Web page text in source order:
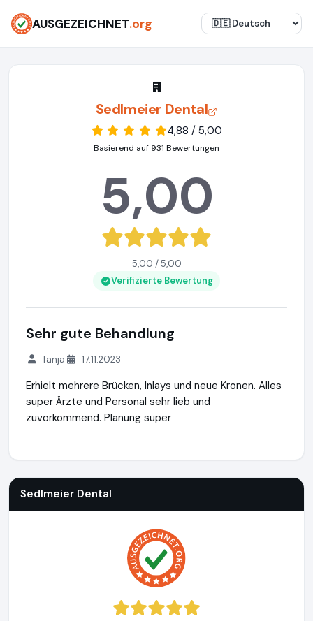
AUSGEZEICHNET.org
Sedlmeier Dental
4,88 / 5,00
Basierend auf 931 Bewertungen
5,00
5,00 / 5,00
Verifizierte Bewertung
Sehr gute Behandlung
Tanja 17.11.2023
Erhielt mehrere Brücken, Inlays und neue Kronen. Alles
super Ärzte und Personal sehr lieb und
zuvorkommend. Planung super
Sedlmeier Dental